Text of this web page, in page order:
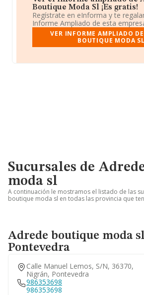
Boutique Moda Sl ¡Es gratis!
Regístrate en eInforma y te
Informe Ampliado de esta
VER INFORME AMPLIADO
BOUTIQUE MODA SL
Sucursales de
moda sl
A continuación le mostramos el listado de las
boutique moda sl en todas las provincia que
Adrede boutique moda
Pontevedra
Calle Manuel Lemos, S/n, 36370,
Nigrán, Pontevedra
986353698
986353698